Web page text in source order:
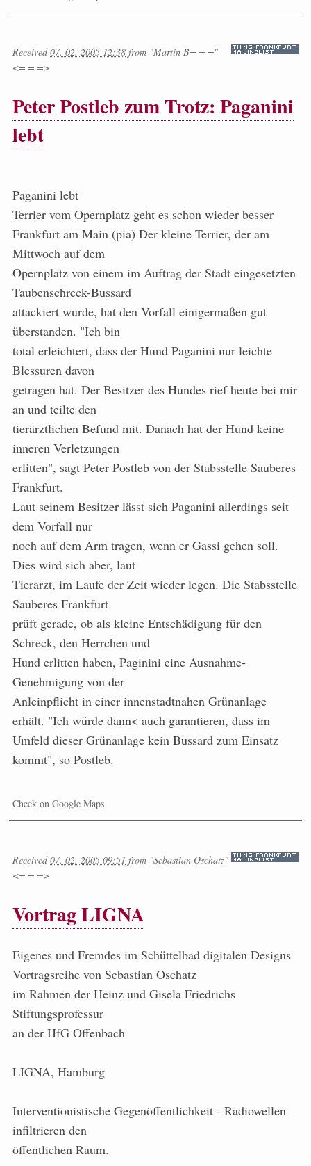
Received07. 02. 2005 12:38 from "Martin B= = ="
<= = =>
Peter Postleb zum Trotz: Paganini
lebt
Paganini lebt
Terrier vom Opernplatz geht es schon wieder besser
Frankfurt am Main (pia) Der kleine Terrier, der am
Mittwoch auf dem
Opernplatz von einem im Auftrag der Stadt eingesetzten
Taubenschreck-Bussard
attackiert wurde, hat den Vorfall einigermaßen gut
überstanden. "Ich bin
total erleichtert, dass der Hund Paganini nur leichte
Blessuren davon
getragen hat. Der Besitzer des Hundes rief heute bei mir
an und teilte den
tierärztlichen Befund mit. Danach hat der Hund keine
inneren Verletzungen
erlitten", sagt Peter Postleb von der Stabsstelle Sauberes
Frankfurt.
Laut seinem Besitzer lässt sich Paganini allerdings seit
dem Vorfall nur
noch auf dem Arm tragen, wenn er Gassi gehen soll.
Dies wird sich aber, laut
Tierarzt, im Laufe der Zeit wieder legen. Die Stabsstelle
Sauberes Frankfurt
prüft gerade, ob als kleine Entschädigung für den
Schreck, den Herrchen und
Hund erlitten haben, Paginini eine Ausnahme-
Genehmigung von der
Anleinpflicht in einer innenstadtnahen Grünanlage
erhält. "Ich würde dann< auch garantieren, dass im
Umfeld dieser Grünanlage kein Bussard zum Einsatz
kommt", so Postleb.
Check on Google Maps
Received07. 02. 2005 09:51 from "Sebastian Oschatz"
<= = =>
Vortrag LIGNA
Eigenes und Fremdes im Schüttelbad digitalen Designs
Vortragsreihe von Sebastian Oschatz
im Rahmen der Heinz und Gisela Friedrichs
Stiftungsprofessur
an der HfG Offenbach
LIGNA, Hamburg
Interventionistische Gegenöffentlichkeit - Radiowellen
infiltrieren den
öffentlichen Raum.